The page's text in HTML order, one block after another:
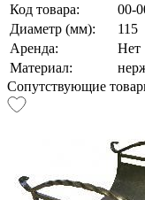
Код товара:
00-
Диаметр (мм):
115
Аренда:
Нет
Материал:
Сопутствующие